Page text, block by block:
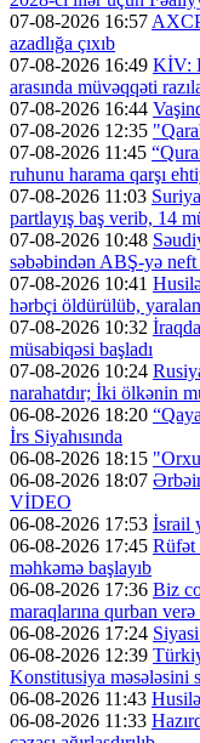
07-08-2026 16:57
azadlığa çıxıb
07-08-2026 16:49 KİV:
arasında müvəqqəti
07-08-2026 16:44
07-08-2026 12:35
07-08-2026 11:45
ruhunu harama qarşı
07-08-2026 11:03
partlayış baş verib, 14
07-08-2026 10:48
səbəbindən ABŞ-yə neft
07-08-2026 10:41
hərbçi öldürülüb,
07-08-2026 10:32
müsabiqəsi başladı
07-08-2026 10:24
narahatdır; İki ölkənin
06-08-2026 18:20
İrs Siyahısında
06-08-2026 18:15
06-08-2026 18:07
VİDEO
06-08-2026 17:53 İsrail
06-08-2026 17:45 Rüfət
məhkəmə başlayıb
06-08-2026 17:36 Biz
maraqlarına qurban
06-08-2026 17:24
06-08-2026 12:39
Konstitusiya məsələsini
06-08-2026 11:43
06-08-2026 11:33